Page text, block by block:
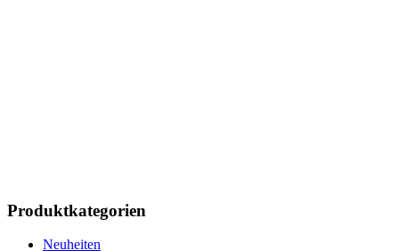
Produktkategorien
Neuheiten